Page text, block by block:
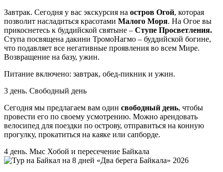
Завтрак. Сегодня у вас экскурсия на остров Огой, которая
позволит насладиться красотами Малого Моря. На Огое вы
прикоснетесь к буддийской святыне – Ступе Просветления.
Ступа посвящена дакини ТромоНагмо – буддийской богине,
что подавляет все негативные проявления во всем Мире.
Возвращение на базу, ужин.
Питание включено: завтрак, обед-пикник и ужин.
3 день. Свободный день
Сегодня мы предлагаем вам один свободный день, чтобы
провести его по своему усмотрению. Можно арендовать
велосипед для поездки по острову, отправиться на конную
прогулку, прокатиться на каяке или сапборде.
4 день. Мыс Хобой и пересечение Байкала